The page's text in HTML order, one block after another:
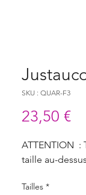
SKU : QUAR-F3
23,50 €
ATTENTION :
taille au-
Tailles *